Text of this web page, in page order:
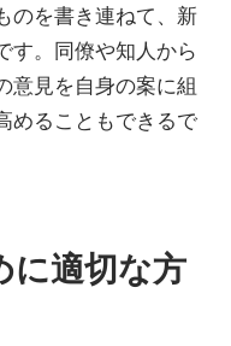
のを書き連ねて、新
す。同僚や知人から
意見を自身の案に組
めることもできるで
に適切な方